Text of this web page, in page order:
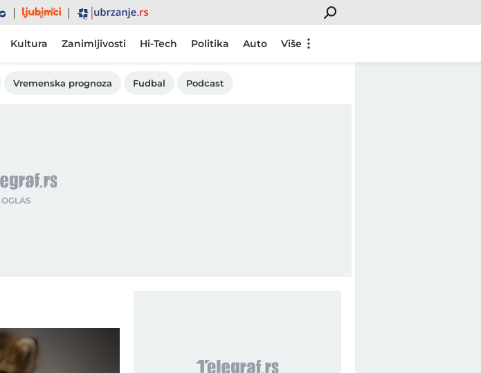
Ljubimci Ubrzanje
Kultura Zanimljivosti Hi-Tech Politika Auto Više
Vremenska prognoza Fudbal Podcast